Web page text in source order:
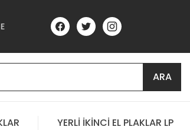
ARA
YERLİ İKİNCİ EL PLAKLAR LP